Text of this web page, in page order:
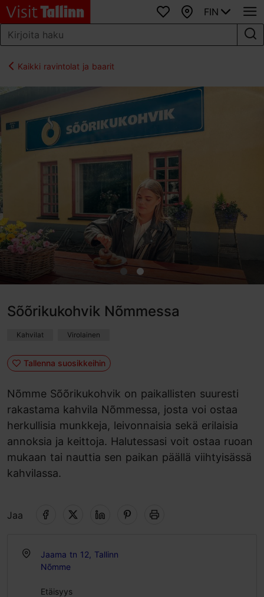
SuosikitKartta
FIN
Kaikki ravintolat ja baarit
Sõõrikukohvik Nõmmessa
Kahvilat Virolainen
Tallenna suosikkeihin
Nõmme Sõõrikukohvik on paikallisten suuresti
rakastama kahvila Nõmmessa, josta voi ostaa
herkullisia munkkeja, leivonnaisia sekä erilaisia
annoksia ja keittoja. Halutessasi voit ostaa ruoan
mukaan tai nauttia sen paikan päällä viihtyisässä
kahvilassa.
Jaa
Jaama tn 12, Tallinn
Nõmme
Etäisyys